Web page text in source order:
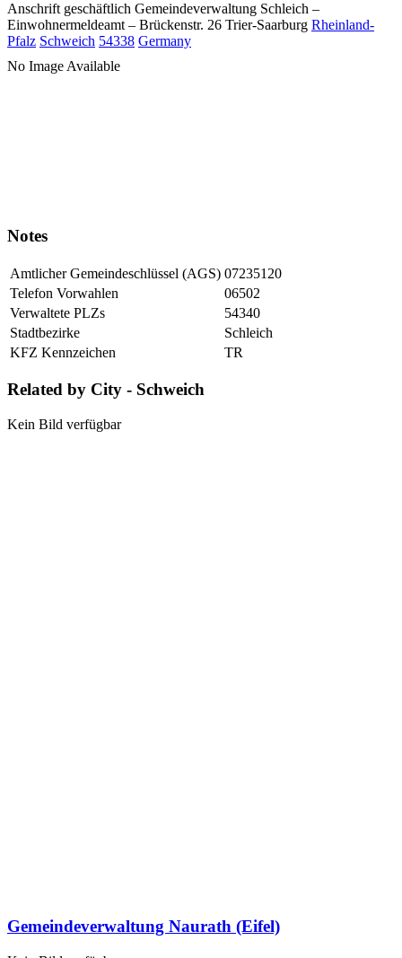
Anschrift geschäftlich Gemeindeverwaltung Schleich –
Einwohnermeldeamt – Brückenstr. 26 Trier-Saarburg Rheinland-
Pfalz Schweich 54338 Germany
No Image Available
Notes
Amtlicher Gemeindeschlüssel (AGS) 07235120
Telefon Vorwahlen
06502
Verwaltete PLZs
54340
Stadtbezirke
Schleich
KFZ Kennzeichen
TR
Related by City - Schweich
Kein Bild verfügbar
Gemeindeverwaltung Naurath (Eifel)